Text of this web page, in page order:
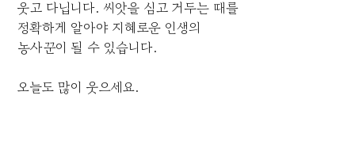
웃고 다닙니다. 씨앗을 심고 거두는 때를
정확하게 알아야 지혜로운 인생의
농사꾼이 될 수 있습니다.
오늘도 많이 웃으세요.